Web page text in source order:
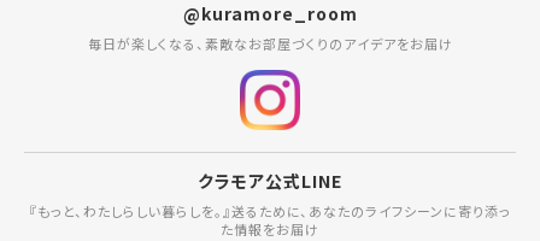
@kuramore_room
毎日が楽しくなる、素敵なお部屋づくりのアイデアをお届け
クラモア公式LINE
『もっと、わたしらしい暮らしを。』送るために、あなたのライフシーンに寄り添っ
た情報をお届け